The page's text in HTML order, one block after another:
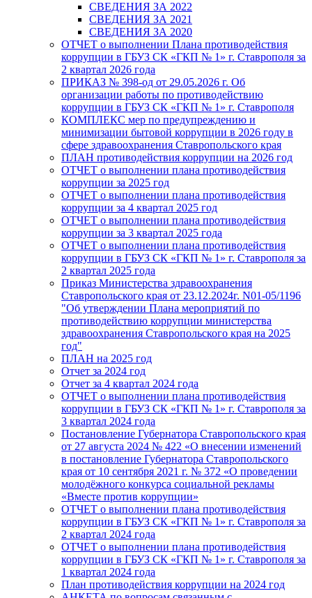
СBЕДEНИЯ ЗА 2022
СBЕДEНИЯ ЗА 2021
СBЕДEНИЯ ЗА 2020
ОТЧЕТ о выполнении Плана противодействия
коррупции в ГБУЗ СК «ГКП № 1» г. Ставрополя за
2 квартал 2026 года
ПРИКАЗ № 398-од от 29.05.2026 г. Об
организации работы по противодействию
коррупции в ГБУЗ СК «ГКП № 1» г. Ставрополя
КОМПЛЕКС мер по предупреждению и
минимизации бытовой коррупции в 2026 году в
сфере здравоохранения Ставропольского края
ПЛАН противодействия коррупции на 2026 год
ОТЧЕТ о выполнении плана противодействия
коррупции за 2025 год
ОТЧЕТ о выполнении плана противодействия
коррупции за 4 квартал 2025 год
ОТЧЕТ о выполнении плана противодействия
коррупции за 3 квартал 2025 года
ОТЧЕТ о выполнении плана противодействия
коррупции в ГБУЗ СК «ГКП № 1» г. Ставрополя за
2 квартал 2025 года
Приказ Министерства здравоохранения
Ставропольского края от 23.12.2024г. N01-05/1196
"Об утверждении Плана мероприятий по
противодействию коррупции министерства
здравоохранения Ставропольского края на 2025
год"
ПЛАН на 2025 год
Отчет за 2024 год
Отчет за 4 квартал 2024 года
ОТЧЕТ о выполнении плана противодействия
коррупции в ГБУЗ СК «ГКП № 1» г. Ставрополя за
3 квартал 2024 года
Постановление Губернатора Ставропольского края
от 27 августа 2024 № 422 «О внесении изменений
в постановление Губернатора Ставропольского
края от 10 сентября 2021 г. № 372 «О проведении
молодёжного конкурса социальной рекламы
«Вместе против коррупции»
ОТЧЕТ о выполнении плана противодействия
коррупции в ГБУЗ СК «ГКП № 1» г. Ставрополя за
2 квартал 2024 года
ОТЧЕТ о выполнении плана противодействия
коррупции в ГБУЗ СК «ГКП № 1» г. Ставрополя за
1 квартал 2024 года
План противодействия коррупции на 2024 год